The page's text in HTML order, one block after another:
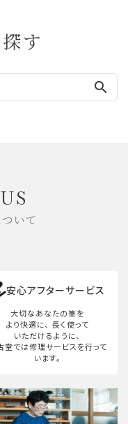
す
search
いて
安心アフターサービス
大切なあなたの筆を
より快適に、 長く使って
いただけるように、
堂では修理サービスを行って
います。